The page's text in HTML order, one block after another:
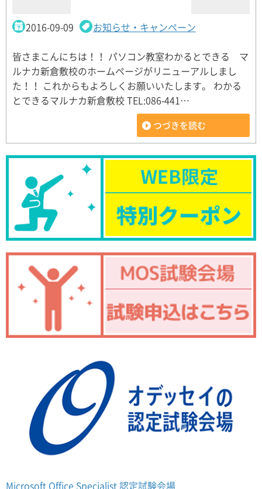
2016-09-09 お知らせ・キャンペーン
皆さまこんにちは！！ パソコン教室わかるとできる マ
ルナカ新倉敷校のホームページがリニューアルしまし
た！！ これからもよろしくお願いいたします。 わかる
とできるマルナカ新倉敷校 TEL:086-441…
つづきを読む
Microsoft Office Specialist 認定試験会場